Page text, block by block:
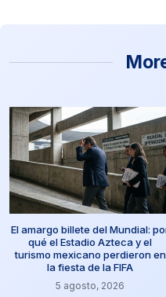
El amargo billete del Mundial:
qué el Estadio Azteca y el
turismo mexicano perdieron en
la fiesta de la FIFA
5 agosto, 2026